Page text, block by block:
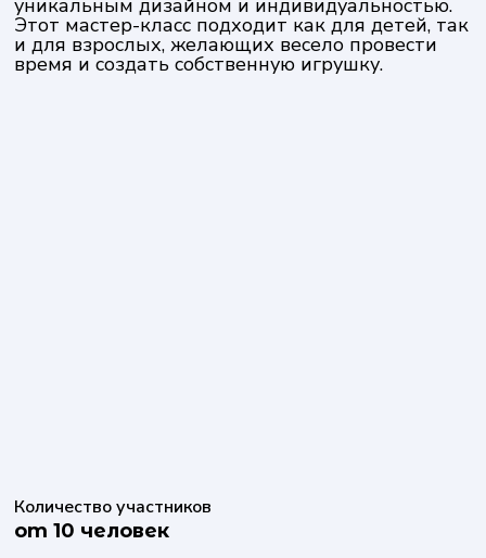
Этот мастер-класс подходит как для детей, так
и для взрослых, желающих весело провести
время и создать собственную игрушку.
Количество участников
от 10 человек